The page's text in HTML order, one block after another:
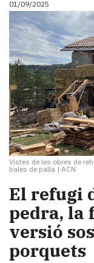
i
turisme
Cultura
Esports
Mai
tant!
TV
i
mitjans
El
temps
Reportatges
Enquestes
escena!
Dis
la
01/09/2025
Vistes de les obres de
bales de palla | ACN
El refugi
pedra, la
versió
porquets